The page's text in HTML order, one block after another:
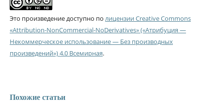
Это произведение доступно по лицензии Creative Commons
«Attribution-NonCommercial-NoDerivatives» («Атрибуция —
Некоммерческое использование — Без производных
произведений») 4.0 Всемирная.
Похожие статьи